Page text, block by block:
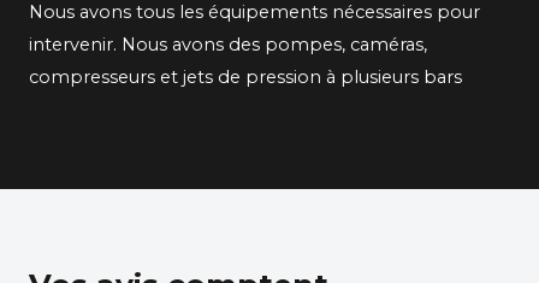
Nous avons tous les équipements nécessaires pour
intervenir. Nous avons des pompes, caméras,
compresseurs et jets de pression à plusieurs bars